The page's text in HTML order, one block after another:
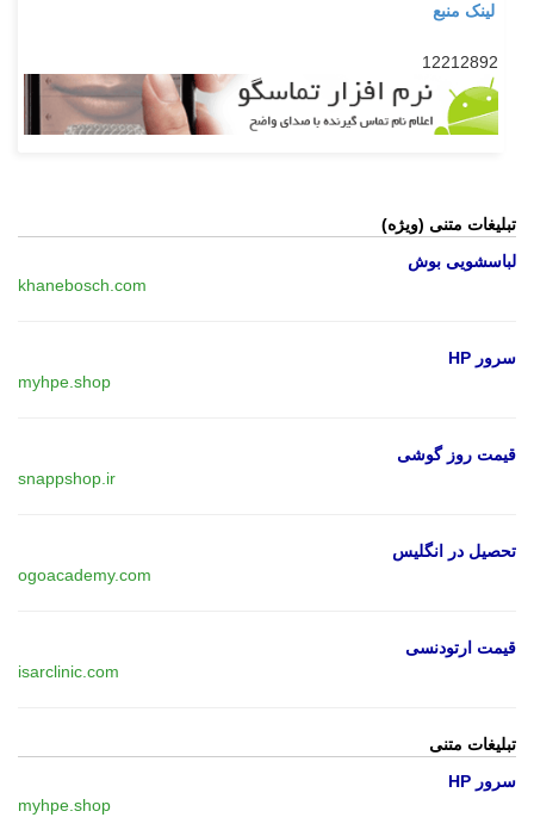
لینک منبع
12212892
تبلیغات متنی (ویژه)
لباسشویی بوش
khanebosch.com
سرور HP
myhpe.shop
قیمت روز گوشی
snappshop.ir
تحصیل در انگلیس
ogoacademy.com
قیمت ارتودنسی
isarclinic.com
تبلیغات متنی
سرور HP
myhpe.shop